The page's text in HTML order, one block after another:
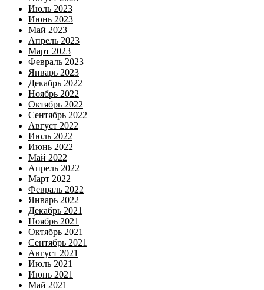
Июль 2023
Июнь 2023
Май 2023
Апрель 2023
Март 2023
Февраль 2023
Январь 2023
Декабрь 2022
Ноябрь 2022
Октябрь 2022
Сентябрь 2022
Август 2022
Июль 2022
Июнь 2022
Май 2022
Апрель 2022
Март 2022
Февраль 2022
Январь 2022
Декабрь 2021
Ноябрь 2021
Октябрь 2021
Сентябрь 2021
Август 2021
Июль 2021
Июнь 2021
Май 2021